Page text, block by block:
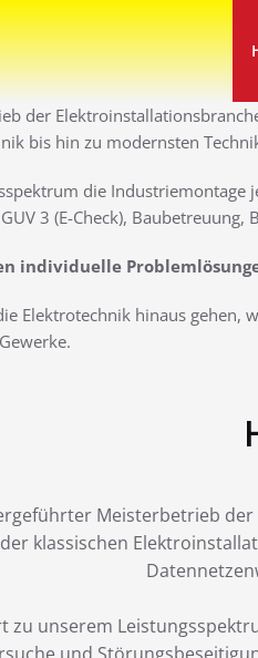
Martini
Dienstleister in
der
bis hin zu modernsten
die Industriemontage
3 (E-Check),
individuelle
Elektrotechnik hinaus
Meisterbetrieb
klassischen
zu unserem